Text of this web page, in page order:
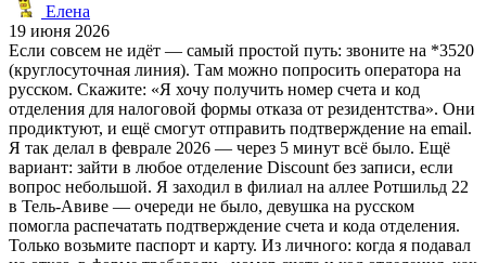
Елена
19 июня 2026
Если совсем не идёт — самый простой путь: звоните на *3520
(круглосуточная линия). Там можно попросить оператора на
русском. Скажите: «Я хочу получить номер счета и код
отделения для налоговой формы отказа от резидентства». Они
продиктуют, и ещё смогут отправить подтверждение на email.
Я так делал в феврале 2026 — через 5 минут всё было. Ещё
вариант: зайти в любое отделение Discount без записи, если
вопрос небольшой. Я заходил в филиал на аллее Ротшильд 22
в Тель-Авиве — очереди не было, девушка на русском
помогла распечатать подтверждение счета и кода отделения.
Только возьмите паспорт и карту. Из личного: когда я подавал